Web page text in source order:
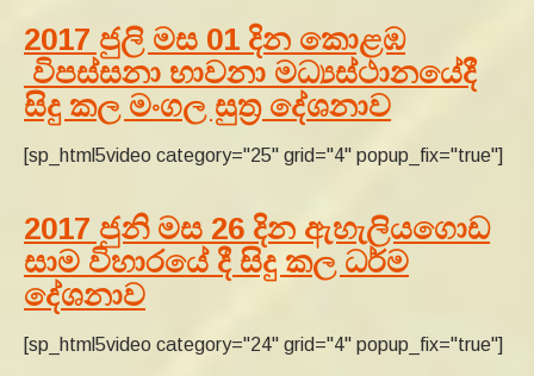
2017 ජුලි මස 01 දින කොළඹ
විපස්සනා භාවනා මධ්‍යස්ථානයේදී
සිදු කල මංගල සුත්‍ර දේශනාව
[sp_html5video category="25" grid="4" popup_fix="true"]
2017 ජුනි මස 26 දින ඇහැලියගොඩ
සාම විහාරයේ දී සිදු කල ධර්ම
දේශනාව
[sp_html5video category="24" grid="4" popup_fix="true"]